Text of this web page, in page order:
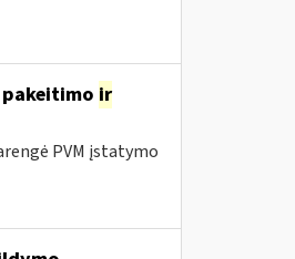
ir
PVM įstatymo